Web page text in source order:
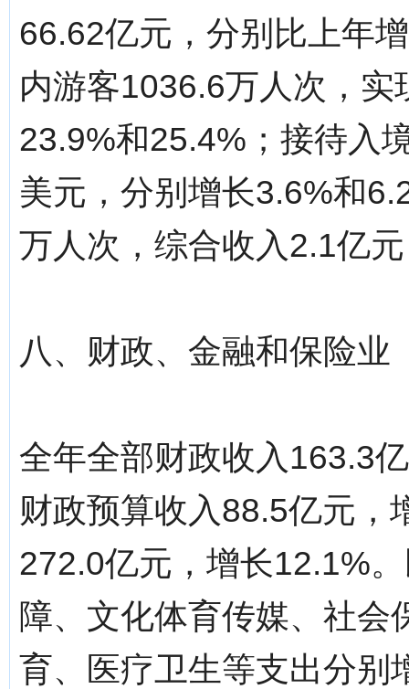
66.62亿元，分别比上年
内游客1036.6万人次，
23.9%和25.4%；接待入
美元，分别增长3.6%和
万人次，综合收入2.1亿
八、财政、金融和保险业
全年全部财政收入163.3
财政预算收入88.5亿元，
272.0亿元，增长12.1%
障、文化体育传媒、社会
育、医疗卫生等支出分别